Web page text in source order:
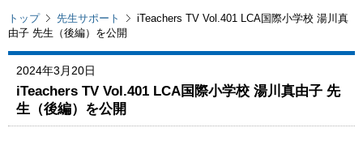
トップ 先生サポート
iTeachers TV Vol.401 LCA国際小学校 湯川真
由子 先生（後編）を公開
2024年3月20日
iTeachers TV Vol.401 LCA国際小学校 湯川真由子 先
生（後編）を公開